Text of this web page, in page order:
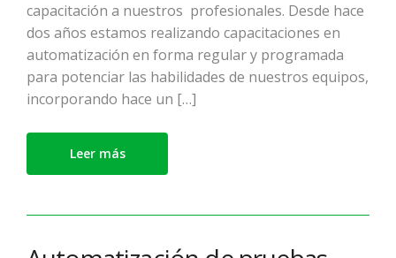
capacitación a nuestros profesionales. Desde hace
dos años estamos realizando capacitaciones en
automatización en forma regular y programada
para potenciar las habilidades de nuestros equipos,
incorporando hace un […]
Leer más